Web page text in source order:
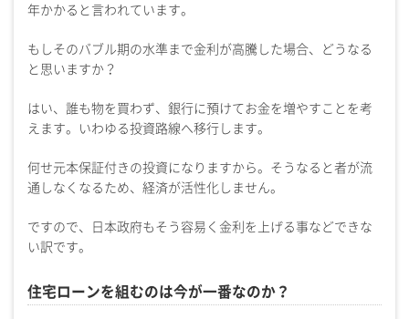
年かかると言われています。
もしそのバブル期の水準まで金利が高騰した場合、どうなる
と思いますか？
はい、誰も物を買わず、銀行に預けてお金を増やすことを考
えます。いわゆる投資路線へ移行します。
何せ元本保証付きの投資になりますから。そうなると者が流
通しなくなるため、経済が活性化しません。
ですので、日本政府もそう容易く金利を上げる事などできな
い訳です。
住宅ローンを組むのは今が一番なのか？